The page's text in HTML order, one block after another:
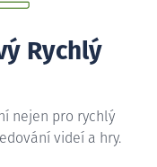
Rychlý
nejen pro rychlý
videí a hry.